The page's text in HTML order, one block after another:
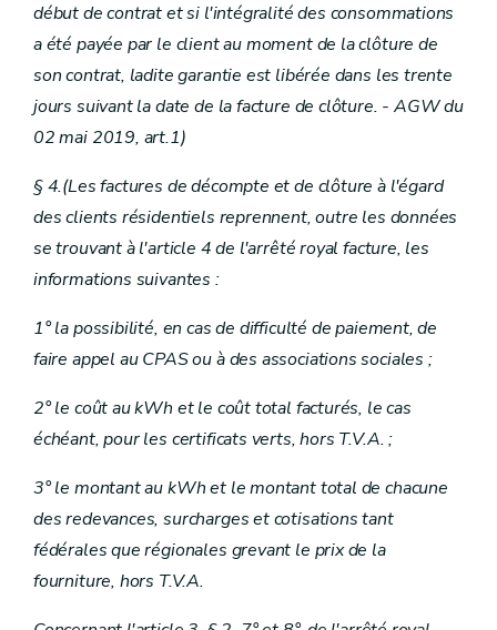
début de contrat et si l'intégralité des consommations
a été payée par le client au moment de la clôture de
son contrat, ladite garantie est libérée dans les trente
jours suivant la date de la facture de clôture. - AGW du
02 mai 2019, art.1)
§ 4.(Les factures de décompte et de clôture à l'égard
des clients résidentiels reprennent, outre les données
se trouvant à l'article 4 de l'arrêté royal facture, les
informations suivantes :
1° la possibilité, en cas de difficulté de paiement, de
faire appel au CPAS ou à des associations sociales ;
2° le coût au kWh et le coût total facturés, le cas
échéant, pour les certificats verts, hors T.V.A. ;
3° le montant au kWh et le montant total de chacune
des redevances, surcharges et cotisations tant
fédérales que régionales grevant le prix de la
fourniture, hors T.V.A.